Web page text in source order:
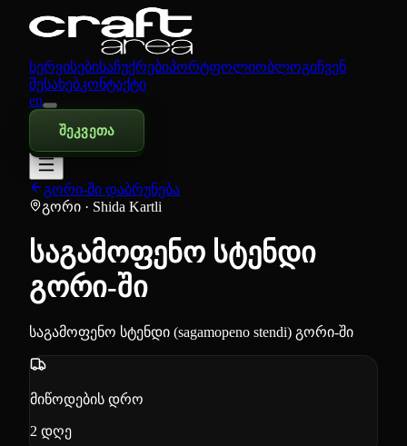
სერვისებისაჩუქრებიპორტფოლიობლოგიჩვენ
შესახებკონტაქტი
en
შეკვეთა
გორი-ში დაბრუნება
გორი · Shida Kartli
საგამოფენო სტენდი
გორი-ში
საგამოფენო სტენდი (sagamopeno stendi) გორი-ში
მიწოდების დრო
2 დღე